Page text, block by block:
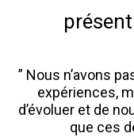
” Nous n’avons
expériences,
d’évoluer et de
que ces